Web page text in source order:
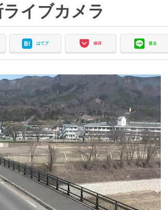
イブカメラ
はてブ 保存 送る